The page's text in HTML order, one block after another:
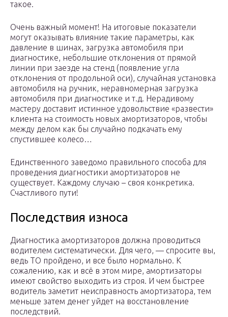
такое.
Очень важный момент! На итоговые показатели
могут оказывать влияние такие параметры, как
давление в шинах, загрузка автомобиля при
диагностике, небольшие отклонения от прямой
линии при заезде на стенд (появление угла
отклонения от продольной оси), случайная установка
автомобиля на ручник, неравномерная загрузка
автомобиля при диагностике и т.д. Нерадивому
мастеру доставит истинное удовольствие «развести»
клиента на стоимость новых амортизаторов, чтобы
между делом как бы случайно подкачать ему
спустившее колесо…
Единственного заведомо правильного способа для
проведения диагностики амортизаторов не
существует. Каждому случаю – своя конкретика.
Счастливого пути!
Последствия износа
Диагностика амортизаторов должна проводиться
водителем систематически. Для чего, — спросите вы,
ведь ТО пройдено, и все было нормально. К
сожалению, как и всё в этом мире, амортизаторы
имеют свойство выходить из строя. И чем быстрее
водитель заметит неисправность амортизатора, тем
меньше затем денег уйдет на восстановление
последствий.